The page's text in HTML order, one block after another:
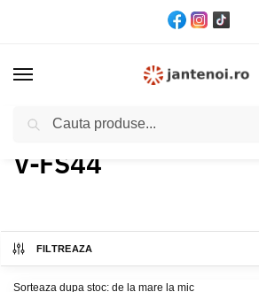
Acasă Produs Model / V-FS44
V-FS44
FILTREAZA